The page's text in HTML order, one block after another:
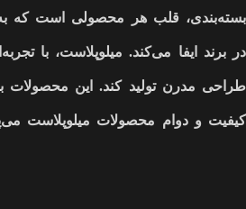
بسته‌بندی، قلب هر محصولی است که
در برند ایفا می‌کند. میلوپلاست، با
طراحی مدرن تولید کند. این محصولات
کیفیت و دوام محصولات میلوپلاست